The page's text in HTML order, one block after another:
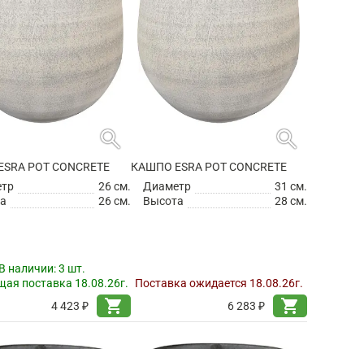
search
POT CONCRETE
26 см.
26 см.
наличии:3 шт.
поставка 18.08.26г.
4 423 ₽
shopping_cart
search
КАШПО ESRA POT CONCRETE
Диаметр
31 см.
Высота
28 см.
Поставка ожидается 18.08.26г.
6 283 ₽
shopping_cart